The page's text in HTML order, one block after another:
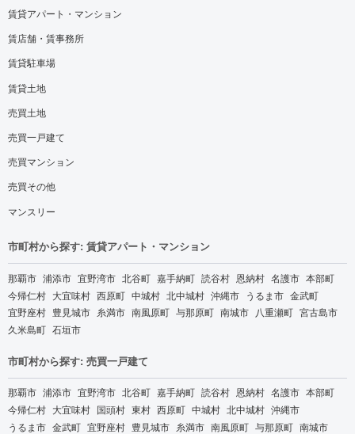
賃貸アパート・マンション
賃店舗・賃事務所
賃貸駐車場
賃貸土地
売買土地
売買一戸建て
売買マンション
売買その他
マンスリー
市町村から探す: 賃貸アパート・マンション
那覇市 浦添市 宜野湾市 北谷町 嘉手納町 読谷村 恩納村 名護市 本部町
今帰仁村 大宜味村 西原町 中城村 北中城村 沖縄市 うるま市 金武町
宜野座村 豊見城市 糸満市 南風原町 与那原町 南城市 八重瀬町 宮古島市
久米島町 石垣市
市町村から探す: 売買一戸建て
那覇市 浦添市 宜野湾市 北谷町 嘉手納町 読谷村 恩納村 名護市 本部町
今帰仁村 大宜味村 国頭村 東村 西原町 中城村 北中城村 沖縄市
うるま市 金武町 宜野座村 豊見城市 糸満市 南風原町 与那原町 南城市